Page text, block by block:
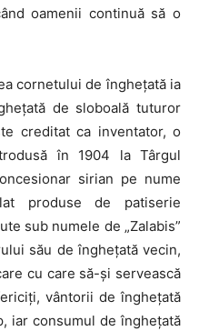
oamenii continuă să o
cornetului de înghețată ia
de sloboală tuturor
creditat ca inventator, o
în 1904 la Târgul
sirian pe nume
produse de patiserie
sub numele de „Zalabis”
său de înghețată vecin,
cu care să-și servească
vântorii de înghețată
iar consumul de înghețată